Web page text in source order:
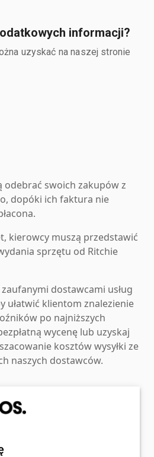
informacji?
uzyskać na naszej stronie
odebrać swoich zakupów z
dopóki ich faktura nie
kierowcy muszą przedstawić
sprzętu od Ritchie
dostawcami usług
ułatwić klientom znalezienie
po najniższych
wycenę lub uzyskaj
kosztów wysyłki ze
naszych dostawców.